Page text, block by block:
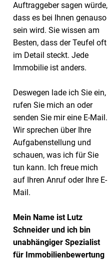
Auftraggeber sagen würde,
dass es bei Ihnen genauso
sein wird. Sie wissen am
Besten, dass der Teufel oft
im Detail steckt. Jede
Immobilie ist anders.
Deswegen lade ich Sie ein,
rufen Sie mich an oder
senden Sie mir eine E-Mail.
Wir sprechen über Ihre
Aufgabenstellung und
schauen, was ich für Sie
tun kann. Ich freue mich
auf Ihren Anruf oder Ihre E-
Mail.
Mein Name ist Lutz
Schneider und ich bin
unabhängiger Spezialist
für Immobilienbewertung